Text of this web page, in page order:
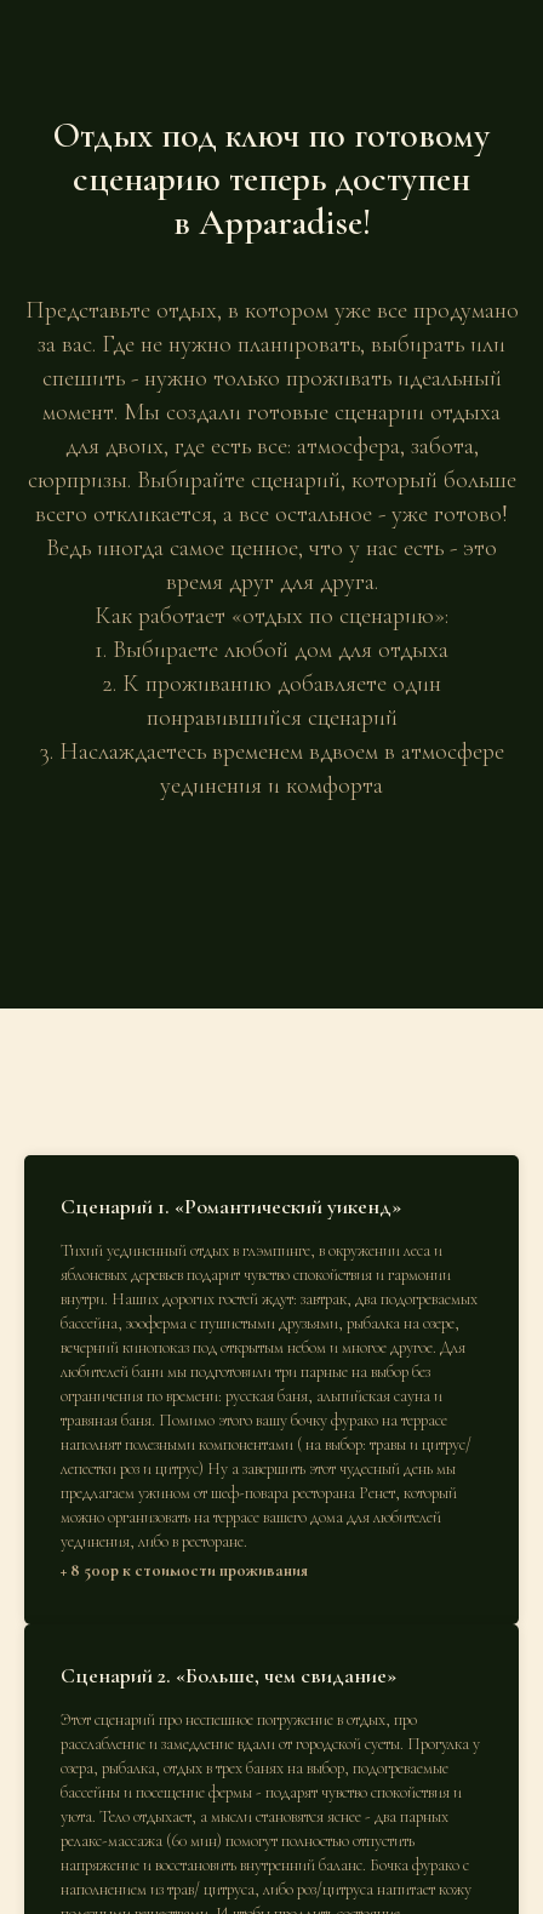
Отдых под ключ по готовому
сценарию теперь доступен
в Apparadise!
Представьте отдых, в котором уже все продумано
за вас. Где не нужно планировать, выбирать или
спешить - нужно только проживать идеальный
момент. Мы создали готовые сценарии отдыха
для двоих, где есть все: атмосфера, забота,
сюрпризы. Выбирайте сценарий, который больше
всего откликается, а все остальное - уже готово!
Ведь иногда самое ценное, что у нас есть - это
время друг для друга.
Как работает «отдых по сценарию»:
1. Выбираете любой дом для отдыха
2. К проживанию добавляете один
понравившийся сценарий
3. Наслаждаетесь временем вдвоем в атмосфере
уединения и комфорта
Сценарий 1. «Романтический уикенд»
Тихий уединенный отдых в глэмпинге, в окружении леса и
яблоневых деревьев подарит чувство спокойствия и гармонии
внутри. Наших дорогих гостей ждут: завтрак, два подогреваемых
бассейна, зооферма с пушистыми друзьями, рыбалка на озере,
вечерний кинопоказ под открытым небом и многое другое. Для
любителей бани мы подготовили три парные на выбор без
ограничения по времени: русская баня, альпийская сауна и
травяная баня. Помимо этого вашу бочку фурако на террасе
наполнят полезными компонентами ( на выбор: травы и цитрус/
лепестки роз и цитрус) Ну а завершить этот чудесный день мы
предлагаем ужином от шеф-повара ресторана Ренет, который
можно организовать на террасе вашего дома для любителей
уединения, либо в ресторане.
+ 8 500р к стоимости проживания
Сценарий 2. «Больше, чем свидание»
Этот сценарий про неспешное погружение в отдых, про
расслабление и замедление вдали от городской суеты. Прогулка у
озера, рыбалка, отдых в трех банях на выбор, подогреваемые
бассейны и посещение фермы - подарят чувство спокойствия и
уюта. Тело отдыхает, а мысли становятся яснее - два парных
релакс-массажа (60 мин) помогут полностью отпустить
напряжение и восстановить внутренний баланс. Бочка фурако с
наполнением из трав/ цитруса, либо роз/цитруса напитает кожу